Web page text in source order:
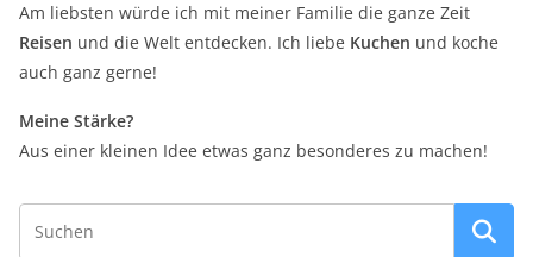
Am liebsten würde ich mit meiner Familie die ganze Zeit
Reisen und die Welt entdecken. Ich liebe Kuchen und koche
auch ganz gerne!
Meine Stärke?
Aus einer kleinen Idee etwas ganz besonderes zu machen!